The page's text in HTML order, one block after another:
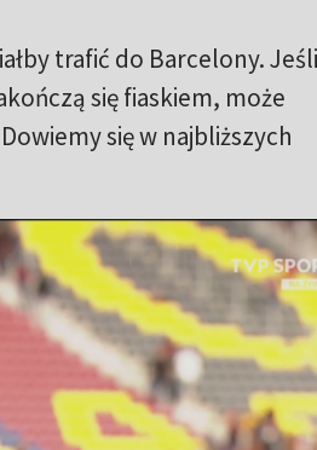
trafić do Barcelony. Jeśli
się fiaskiem, może
się w najbliższych